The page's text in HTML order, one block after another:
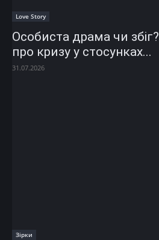
Love Story
Особиста драма чи
про кризу у стосунках...
31.07.2026
Зірки